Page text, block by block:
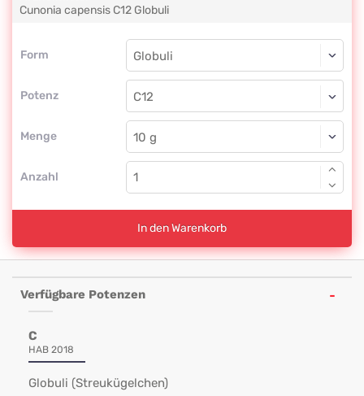
Cunonia capensis C12 Globuli
Form
Form
Potenz
Globuli
C12
Menge
Globuli
Anzahl
In den Warenkorb
Verfügbare Potenzen
C
HAB 2018
Globuli (Streukügelchen)